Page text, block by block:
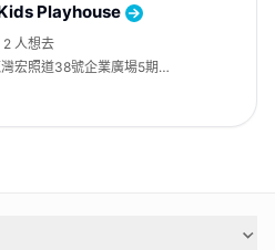
Playhouse
2 人想去
宏照道38號企業廣場5期